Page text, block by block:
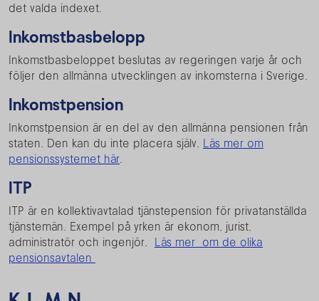
det valda indexet.
Inkomstbasbelopp
Inkomstbasbeloppet beslutas av regeringen varje år och
följer den allmänna utvecklingen av inkomsterna i Sverige.
Inkomstpension
Inkomstpension är en del av den allmänna pensionen från
staten. Den kan du inte placera själv. Läs mer om
pensionssystemet här.
ITP
ITP är en kollektivavtalad tjänstepension för privatanställda
tjänstemän. Exempel på yrken är ekonom, jurist,
administratör och ingenjör. Läs mer om de olika
pensionsavtalen